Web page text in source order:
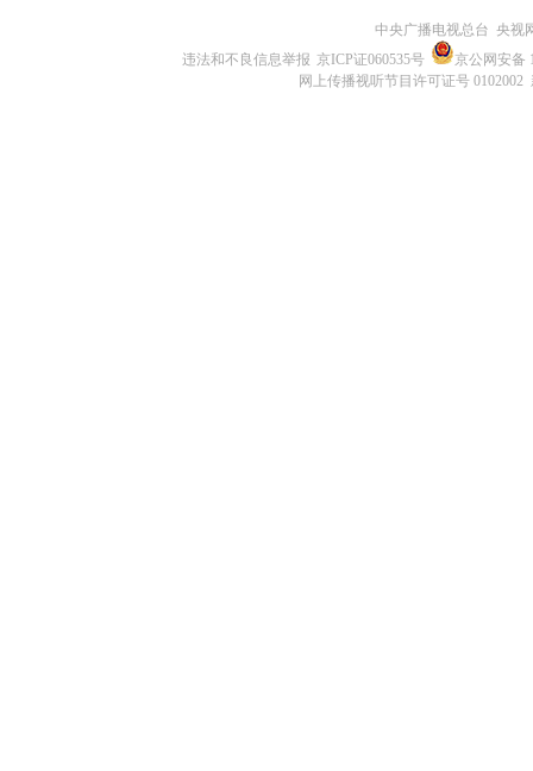
中央广播电视总台 央视
违法和不良信息举报 京ICP证060535号
京公网安备
网上传播视听节目许可证号 0102002